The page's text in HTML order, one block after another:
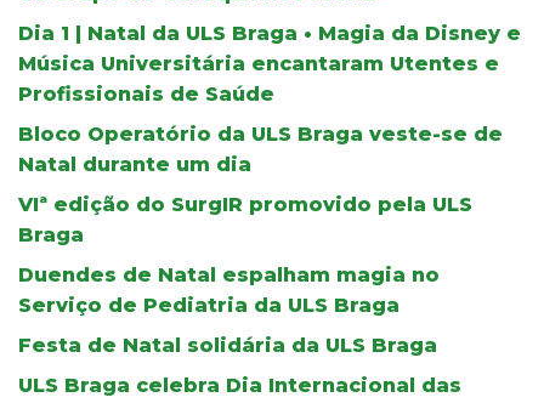
Dia 1 | Natal da ULS Braga • Magia da Disney e
Música Universitária encantaram Utentes e
Profissionais de Saúde
Bloco Operatório da ULS Braga veste-se de
Natal durante um dia
VIª edição do SurgIR promovido pela ULS
Braga
Duendes de Natal espalham magia no
Serviço de Pediatria da ULS Braga
Festa de Natal solidária da ULS Braga
ULS Braga celebra Dia Internacional das